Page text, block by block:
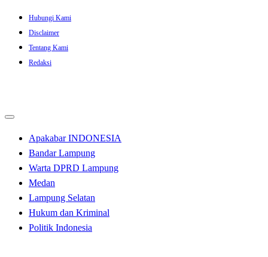
Skip
content
Hubungi Kami
Disclaimer
Tentang Kami
Redaksi
Apakabar INDONESIA
Bandar Lampung
Warta DPRD Lampung
Medan
Lampung Selatan
Hukum dan Kriminal
Politik Indonesia